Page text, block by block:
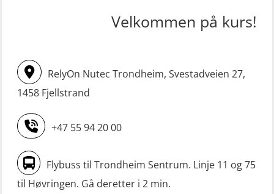
Livbåtfører FF1200 repetisjon
Livbåtfører FF1200 repetisjon
simulator (OSE161)
Livbåtfører Sliskelivbåt grunnkurs
m/E-læring (OSEBLE006)
Livbåtfører fritt fall FF48 repetisjon
(OSE1471)
STCW oppdatering Mann-Over-Bord
(MSE113)
STCW oppgradering for
dekksoffiserer uten fartstid 66 t
(MBS124)
STCW oppgradering for
maskinoffiserer uten fartstid 66 t
(MBS125)
Velkommen på kurs!
RelyOn Nutec Trondheim, Svestadveien 27,
1458 Fjellstrand
+47 55 94 20 00
Flybuss til Trondheim Sentrum. Linje 11 og 75
til Høvringen. Gå deretter i 2 min.